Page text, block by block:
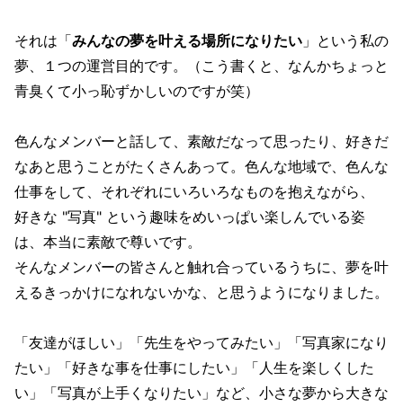
それは「みんなの夢を叶える場所になりたい 」という私の
夢、１つの運営目的です。（こう書くと、なんかちょっと
青臭くて小っ恥ずかしいのですが笑）
色んなメンバーと話して、素敵だなって思ったり、好きだ
なあと思うことがたくさんあって。色んな地域で、色んな
仕事をして、それぞれにいろいろなものを抱えながら、
好きな "写真" という趣味をめいっぱい楽しんでいる姿
は、本当に素敵で尊いです。
そんなメンバーの皆さんと触れ合っているうちに、夢を叶
えるきっかけになれないかな、と思うようになりました。
「友達がほしい」「先生をやってみたい」「写真家になり
たい」「好きな事を仕事にしたい」「人生を楽しくした
い」「写真が上手くなりたい」など、小さな夢から大きな